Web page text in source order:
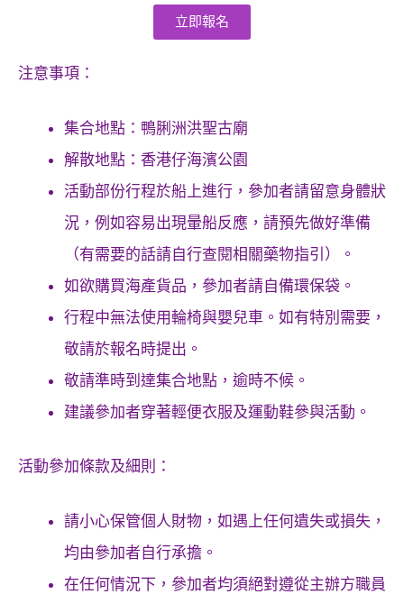
立即報名
注意事項：
集合地點：鴨脷洲洪聖古廟
解散地點：香港仔海濱公園
活動部份行程於船上進行，參加者請留意身體狀
況，例如容易出現暈船反應，請預先做好準備
（有需要的話請自行查閱相關藥物指引）。
如欲購買海產貨品，參加者請自備環保袋。
行程中無法使用輪椅與嬰兒車。如有特別需要，
敬請於報名時提出。
敬請準時到達集合地點，逾時不候。
建議參加者穿著輕便衣服及運動鞋參與活動。
活動參加條款及細則：
請小心保管個人財物，如遇上任何遺失或損失，
均由參加者自行承擔。
在任何情況下，參加者均須絕對遵從主辦方職員